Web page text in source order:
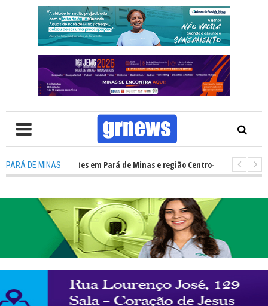
PARÁ DE MINAS
ventos fortes em Pará de Minas e região Centro-Oeste de Minas